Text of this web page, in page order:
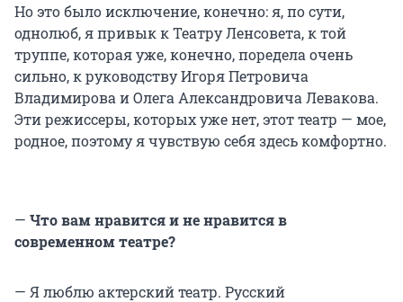
Но это было исключение, конечно: я, по сути,
однолюб, я привык к Театру Ленсовета, к той
труппе, которая уже, конечно, поредела очень
сильно, к руководству Игоря Петровича
Владимирова и Олега Александровича Левакова.
Эти режиссеры, которых уже нет, этот театр — мое,
родное, поэтому я чувствую себя здесь комфортно.
— Что вам нравится и не нравится в
современном театре?
— Я люблю актерский театр. Русский